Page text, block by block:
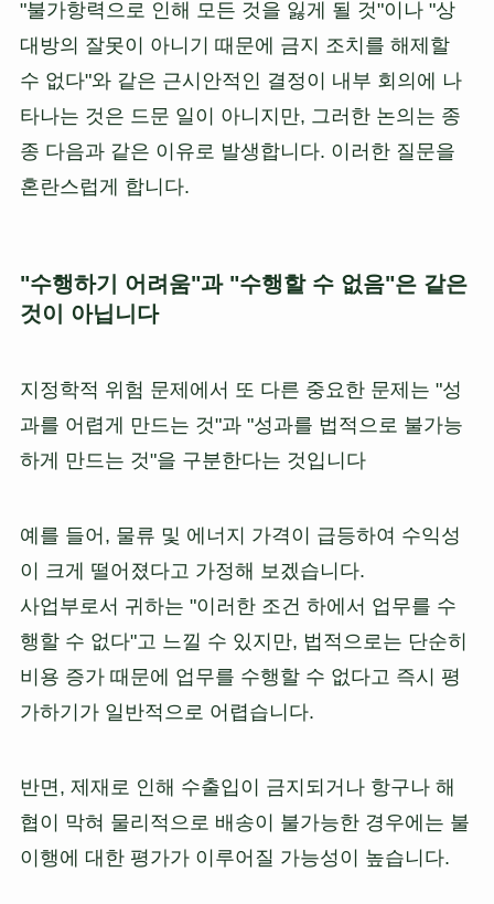
"불가항력으로 인해 모든 것을 잃게 될 것"이나 "상
대방의 잘못이 아니기 때문에 금지 조치를 해제할
수 없다"와 같은 근시안적인 결정이 내부 회의에 나
타나는 것은 드문 일이 아니지만, 그러한 논의는 종
종 다음과 같은 이유로 발생합니다. 이러한 질문을
혼란스럽게 합니다.
"수행하기 어려움"과 "수행할 수 없음"은 같은
것이 아닙니다
지정학적 위험 문제에서 또 다른 중요한 문제는 "성
과를 어렵게 만드는 것"과 "성과를 법적으로 불가능
하게 만드는 것"을 구분한다는 것입니다
예를 들어, 물류 및 에너지 가격이 급등하여 수익성
이 크게 떨어졌다고 가정해 보겠습니다.
사업부로서 귀하는 "이러한 조건 하에서 업무를 수
행할 수 없다"고 느낄 수 있지만, 법적으로는 단순히
비용 증가 때문에 업무를 수행할 수 없다고 즉시 평
가하기가 일반적으로 어렵습니다.
반면, 제재로 인해 수출입이 금지되거나 항구나 해
협이 막혀 물리적으로 배송이 불가능한 경우에는 불
이행에 대한 평가가 이루어질 가능성이 높습니다.